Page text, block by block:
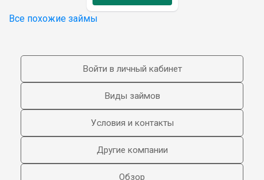
Все похожие займы
Войти в личный кабинет
Виды займов
Условия и контакты
Другие компании
Обзор